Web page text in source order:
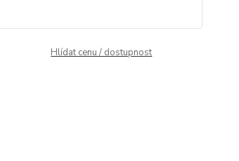
Hlídat cenu / dostupnost